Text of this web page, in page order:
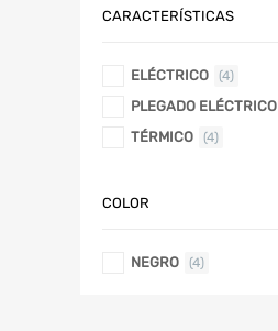
CARACTERÍSTICAS
ELÉCTRICO (4)
PLEGADO ELÉCTRICO
TÉRMICO (4)
COLOR
NEGRO (4)